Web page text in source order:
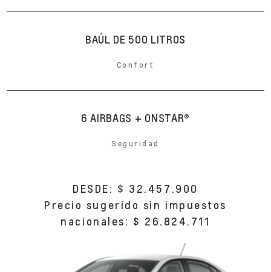
BAÚL DE 500 LITROS
Confort
6 AIRBAGS + ONSTAR®
Seguridad
DESDE: $ 32.457.900
Precio sugerido sin impuestos
nacionales: $ 26.824.711